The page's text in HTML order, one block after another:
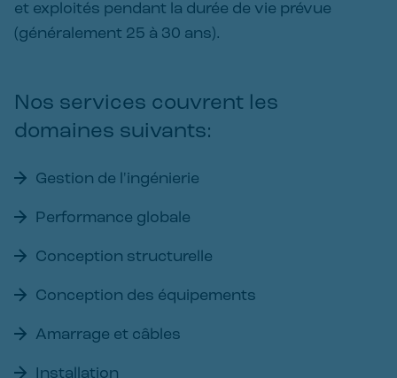
et exploités pendant la durée de vie prévue
(généralement 25 à 30 ans).
Nos services couvrent les
domaines suivants:
Gestion de l'ingénierie
Performance globale
Conception structurelle
Conception des équipements
Amarrage et câbles
Installation